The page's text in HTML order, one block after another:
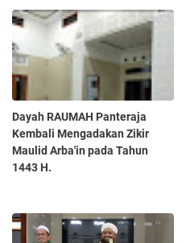
Dayah RAUMAH Panteraja
Kembali Mengadakan Zikir
Maulid Arba'in pada Tahun
1443 H.